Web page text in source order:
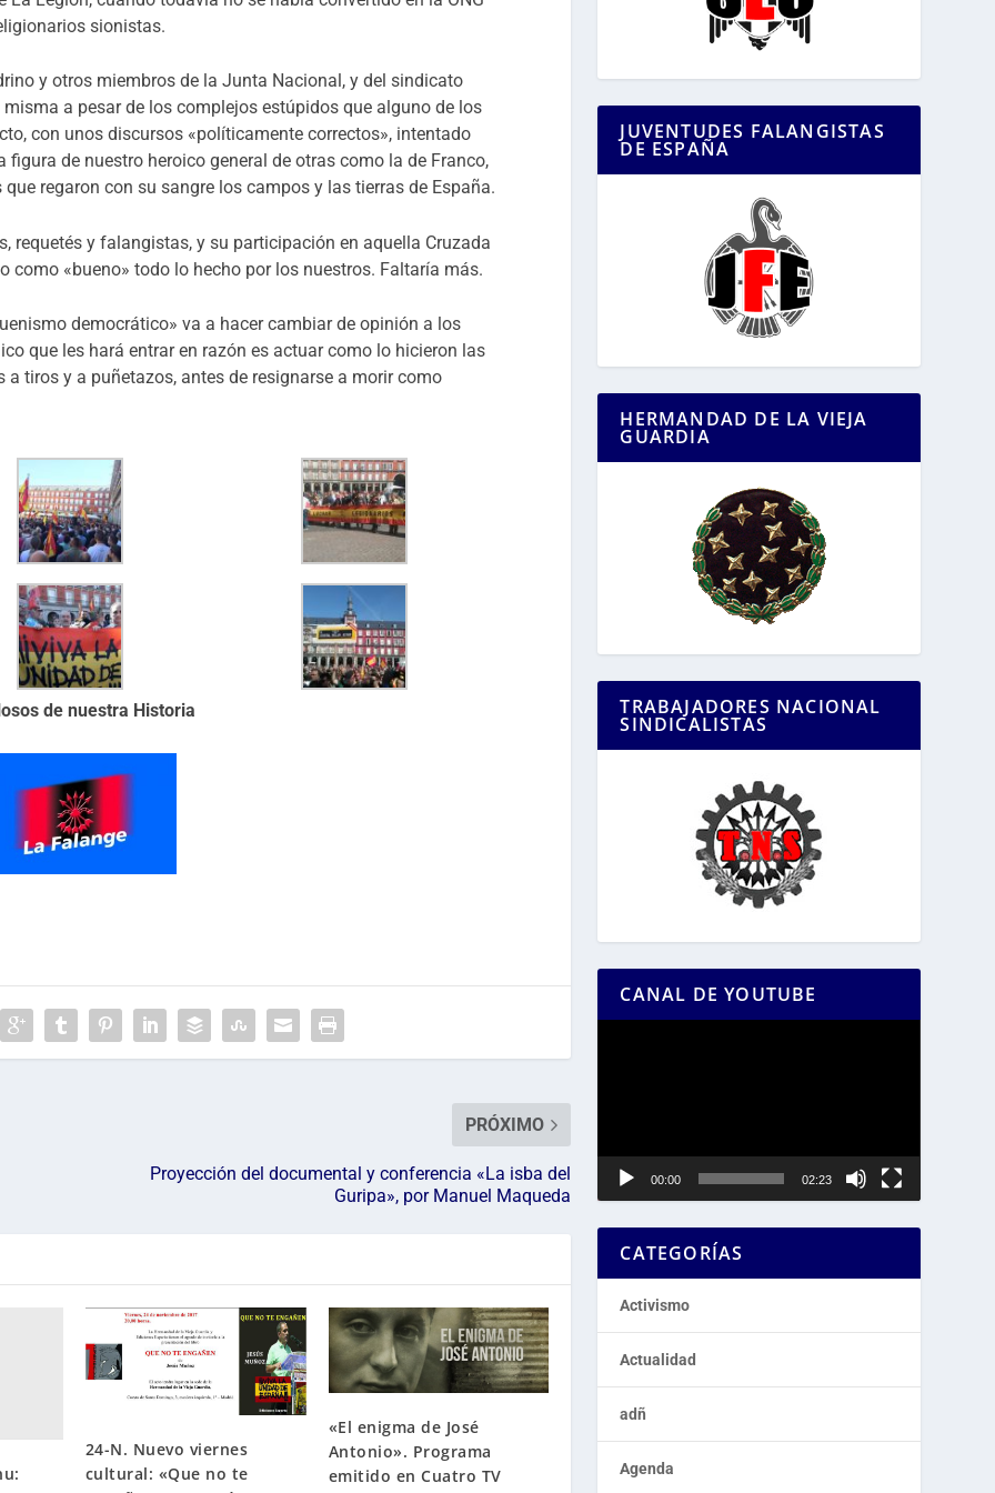
sionistas.
y otros miembros de la Junta Nacional, y del sindicato
a pesar de los complejos estúpidos que alguno de los
con unos discursos «políticamente correctos», intentado
de nuestro heroico general de otras como la de Franco,
regaron con su sangre los campos y las tierras de España.
requetés y falangistas, y su participación en aquella Cruzada
como «bueno» todo lo hecho por los nuestros. Faltaría más.
democrático» va a hacer cambiar de opinión a los
que les hará entrar en razón es actuar como lo hicieron las
tiros y a puñetazos, antes de resignarse a morir como
de nuestra Historia
PRÓXIMO
Proyección del documental y conferencia «La isba del
Guripa», por Manuel Maqueda
24-N. Nuevo viernes
cultural: «Que no te
«El enigma de José
Antonio». Programa
emitido en Cuatro TV
JUVENTUDES FALANGISTAS
DE ESPAÑA
HERMANDAD DE LA VIEJA
GUARDIA
TRABAJADORES NACIONAL
SINDICALISTAS
CANAL DE YOUTUBE
00:00 02:23
CATEGORÍAS
Activismo
Actualidad
adñ
Agenda